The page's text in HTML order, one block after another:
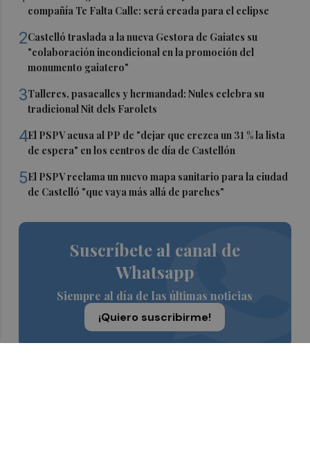
compañía Te Falta Calle: será creada para el eclipse
2Castelló traslada a la nueva Gestora de Gaiates su
"colaboración incondicional en la promoción del
monumento gaiatero"
3Talleres, pasacalles y hermandad: Nules celebra su
tradicional Nit dels Farolets
4El PSPV acusa al PP de "dejar que crezca un 31 % la lista
de espera" en los centros de día de Castellón
5El PSPV reclama un nuevo mapa sanitario para la ciudad
de Castelló "que vaya más allá de parches"
Suscríbete al canal de
Whatsapp
Siempre al día de las últimas noticias
¡Quiero suscribirme!